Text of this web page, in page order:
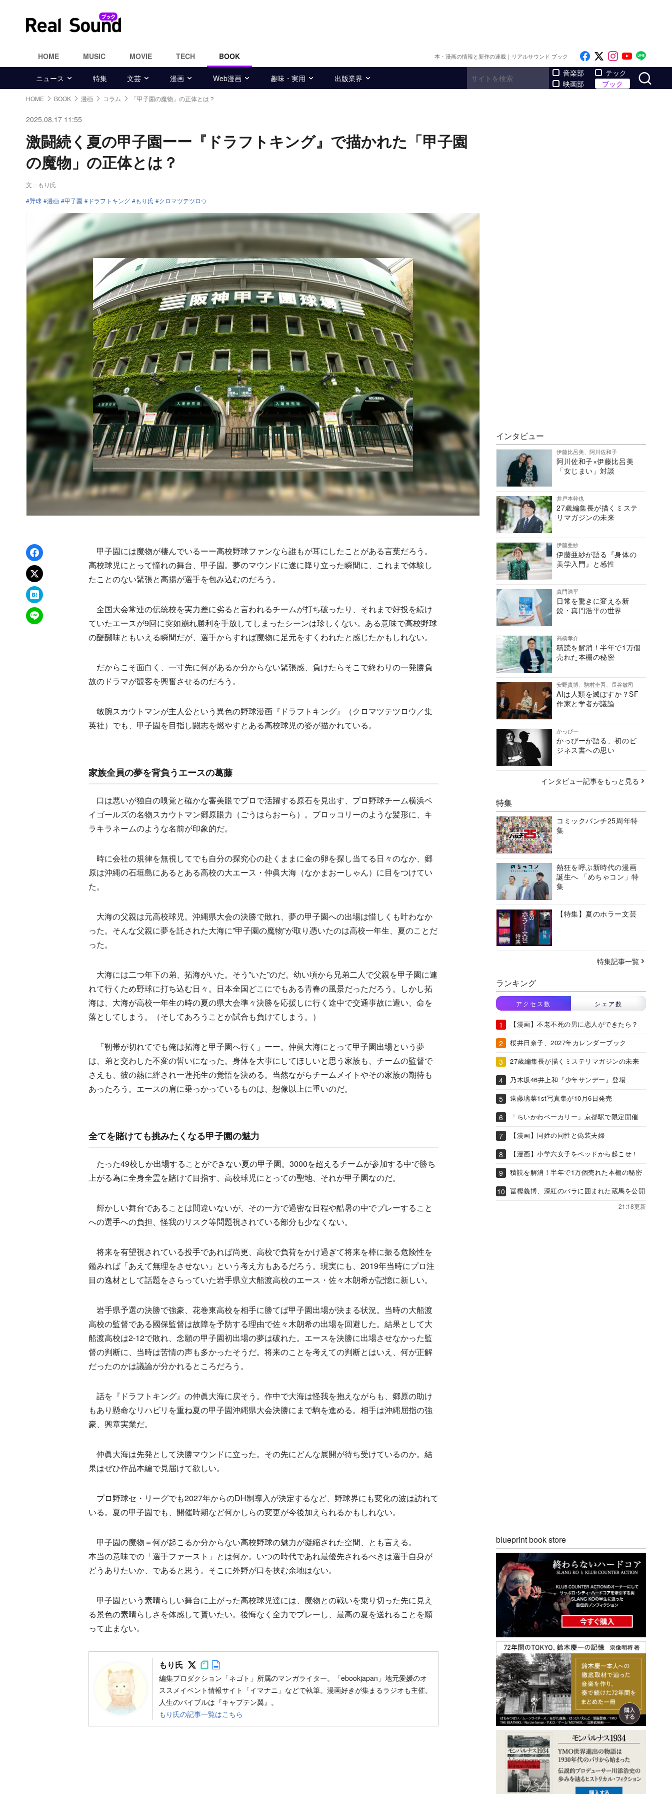
HOME MUSIC MOVIE TECH BOOK 本・漫画の情報と新作の連載｜リアルサウンド ブック Like on Facebook
Follow on x
Follow on
Follow
ニュース 特集 文芸 漫画 Web漫画 趣味・実用 出版業界
音楽部
映画部
テック
ブック
HOME BOOK 漫画 コラム 「甲子園の魔物」の正体とは？
2025.08.17 11:55
激闘続く夏の甲子園ーー『ドラフトキング』で描かれた「甲子園
の魔物」の正体とは？
文＝もり氏
野球
漫画 甲子園 ドラフトキング もり氏 クロマツテツロウ
Facebookでシェア
xでポスト
はてなブックマーク
LINEで送る
甲子園には魔物が棲んでいるーー高校野球ファンなら誰もが耳にしたことがある言葉だろう。
高校球児にとって憧れの舞台、甲子園。夢のマウンドに遂に降り立った瞬間に、これまで体験し
たことのない緊張と高揚が選手を包み込むのだろう。
全国大会常連の伝統校を実力差に劣ると言われるチームが打ち破ったり、それまで好投を続け
ていたエースが9回に突如崩れ勝利を手放してしまったシーンは珍しくない。ある意味で高校野球
の醍醐味ともいえる瞬間だが、選手からすれば魔物に足元をすくわれたと感じたかもしれない。
だからこそ面白く、一寸先に何があるか分からない緊張感、負けたらそこで終わりの一発勝負
故のドラマが観客を興奮させるのだろう。
敏腕スカウトマンが主人公という異色の野球漫画『ドラフトキング』（クロマツテツロウ／集
英社）でも、甲子園を目指し闘志を燃やすとある高校球児の姿が描かれている。
家族全員の夢を背負うエースの葛藤
口は悪いが独自の嗅覚と確かな審美眼でプロで活躍する原石を見出す、プロ野球チーム横浜ベ
イゴールズの名物スカウトマン郷原眼力（ごうはらおーら）。ブロッコリーのような髪形に、キ
ラキラネームのような名前が印象的だ。
時に会社の規律を無視してでも自分の探究心の赴くままに金の卵を探し当てる日々のなか、郷
原は沖縄の石垣島にあるとある高校の大エース・仲眞大海（なかまおーしゃん）に目をつけてい
た。
大海の父親は元高校球児。沖縄県大会の決勝で敗れ、夢の甲子園への出場は惜しくも叶わなか
った。そんな父親に夢を託された大海に”甲子園の魔物”が取り憑いたのは高校一年生、夏のことだ
った。
大海には二つ年下の弟、拓海がいた。そう”いた”のだ。幼い頃から兄弟二人で父親を甲子園に連
れて行くため野球に打ち込む日々。日本全国どこにでもある青春の風景だっただろう。しかし拓
海は、大海が高校一年生の時の夏の県大会準々決勝を応援しに行く途中で交通事故に遭い、命を
落としてしまう。（そしてあろうことか試合も負けてしまう。）
「靭帯が切れてでも俺は拓海と甲子園へ行く」ーー。仲眞大海にとって甲子園出場という夢
は、弟と交わした不変の誓いになった。身体を大事にしてほしいと思う家族も、チームの監督で
さえも、彼の熱に絆され一蓮托生の覚悟を決める。当然ながらチームメイトやその家族の期待も
あったろう。エースの肩に乗っかっているものは、想像以上に重いのだ。
全てを賭けても挑みたくなる甲子園の魅力
たった49校しか出場することができない夏の甲子園。3000を超えるチームが参加する中で勝ち
上がる為に全身全霊を賭けて目指す、高校球児にとっての聖地、それが甲子園なのだ。
輝かしい舞台であることは間違いないが、その一方で過密な日程や酷暑の中でプレーすること
への選手への負担、怪我のリスク等問題視されている部分も少なくない。
将来を有望視されている投手であれば尚更、高校で負荷をかけ過ぎて将来を棒に振る危険性を
鑑みれば「あえて無理をさせない」という考え方もあるだろう。現実にも、2019年当時にプロ注
目の逸材として話題をさらっていた岩手県立大船渡高校のエース・佐々木朗希が記憶に新しい。
岩手県予選の決勝で強豪、花巻東高校を相手に勝てば甲子園出場が決まる状況。当時の大船渡
高校の監督である國保監督は故障を予防する理由で佐々木朗希の出場を回避した。結果として大
船渡高校は2-12で敗れ、念願の甲子園初出場の夢は破れた。エースを決勝に出場させなかった監
督の判断に、当時は苦情の声も多かったそうだ。将来のことを考えての判断とはいえ、何が正解
だったのかは議論が分かれるところだろう。
話を『ドラフトキング』の仲眞大海に戻そう。作中で大海は怪我を抱えながらも、郷原の助け
もあり懸命なリハビリを重ね夏の甲子園沖縄県大会決勝にまで駒を進める。相手は沖縄屈指の強
豪、興章実業だ。
仲眞大海は先発として決勝マウンドに立った。その先にどんな展開が待ち受けているのか。結
果はぜひ作品本編で見届けて欲しい。
プロ野球セ・リーグでも2027年からのDH制導入が決定するなど、野球界にも変化の波は訪れて
いる。夏の甲子園でも、開催時期など何かしらの変更が今後加えられるかもしれない。
甲子園の魔物＝何が起こるか分からない高校野球の魅力が凝縮された空間、とも言える。
本当の意味での「選手ファースト」とは何か。いつの時代であれ最優先されるべきは選手自身が
どうありたいか、であると思う。そこに外野が口を挟む余地はない。
甲子園という素晴らしい舞台に上がった高校球児達には、魔物との戦いを乗り切った先に見え
る景色の素晴らしさを体感して貰いたい。後悔なく全力でプレーし、最高の夏を送れることを願
って止まない。
もり氏 Follow on SNS
Follow on SNS
編集プロダクション「ネゴト」所属のマンガライター。「ebookjapan」地元愛媛のオ
ススメイベント情報サイト「イマナニ」などで執筆。漫画好きが集まるラジオも主催。
人生のバイブルは『キャプテン翼』。
もり氏の記事一覧はこちら
インタビュー
伊藤比呂美、阿川佐和子
阿川佐和子×伊藤比呂美
「女じまい」対談
井戸本幹也
27歳編集長が描くミステ
リマガジンの未来
伊藤亜紗
伊藤亜紗が語る『身体の
美学入門』と感性
真門浩平
日常を驚きに変える新
鋭・真門浩平の世界
高橋孝介
積読を解消！半年で1万個
売れた本棚の秘密
安野貴博、駒村圭吾、長谷敏司
AIは人類を滅ぼすか？SF
作家と学者が議論
かっぴー
かっぴーが語る、初のビ
ジネス書への思い
インタビュー記事をもっと見る
特集
コミックバンチ25周年特
集
熱狂を呼ぶ新時代の漫画
誕生へ 「めちゃコン」特
集
【特集】夏のホラー文芸
特集記事一覧
ランキング
アクセス数 シェア数
【漫画】不老不死の男に恋人ができたら？
桜井日奈子、2027年カレンダーブック
27歳編集長が描くミステリマガジンの未来
乃木坂46井上和『少年サンデー』登場
遠藤璃菜1st写真集が10月6日発売
「ちいかわベーカリー」京都駅で限定開催
【漫画】同姓の同性と偽装夫婦
【漫画】小学六女子をベッドから起こせ！
積読を解消！半年で1万個売れた本棚の秘密
冨樫義博、深紅のバラに囲まれた蔵馬を公開
21:18更新
blueprint book store